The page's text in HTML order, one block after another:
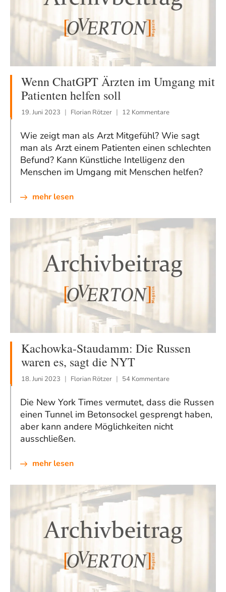
Wenn ChatGPT Ärzten im Umgang mit
Patienten helfen soll
19. Juni 2023 Florian Rötzer 12 Kommentare
Wie zeigt man als Arzt Mitgefühl? Wie sagt
man als Arzt einem Patienten einen schlechten
Befund? Kann Künstliche Intelligenz den
Menschen im Umgang mit Menschen helfen?
mehr lesen
Kachowka-Staudamm: Die Russen
waren es, sagt die NYT
18. Juni 2023 Florian Rötzer 54 Kommentare
Die New York Times vermutet, dass die Russen
einen Tunnel im Betonsockel gesprengt haben,
aber kann andere Möglichkeiten nicht
ausschließen.
mehr lesen